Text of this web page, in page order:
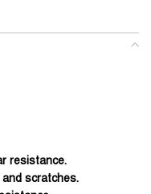
resistance.
scratches.